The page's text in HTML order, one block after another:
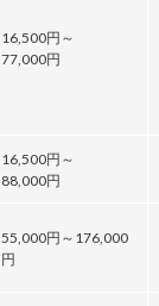
16,500円～
77,000円
16,500円～
88,000円
55,000円～176,000
円